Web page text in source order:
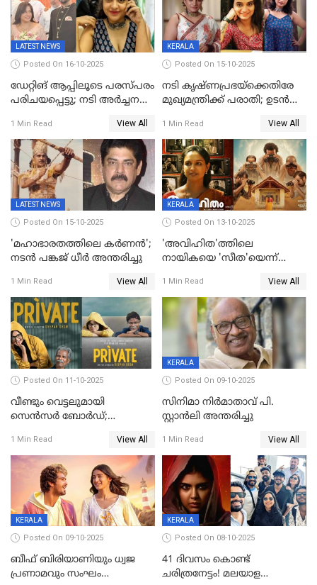
LATEST NEWS
Posted On 16-10-2025
ഡേറ്റിങ് ആപ്പിലൂടെ പരസ്പരം
പരിചയപ്പെട്ടു; നടി അർച്ചന
1 Min Read View All
KERALA
Posted On 15-10-2025
നടി കൃഷ്ണപ്രഭയ്‌ക്കെതിരേ
മുഖ്യമന്ത്രിക്ക് പരാതി; ഉടൻ
പരാതിയിൽ
1 Min Read View All
LATEST NEWS
Posted On 15-10-2025
'മഹാഭാരതത്തിലെ കർണന്‍';
നടൻ പങ്കജ് ധീർ അന്തരിച്ചു
1 Min Read View All
KERALA
Posted On 13-10-2025
'അവിഹിത'ത്തിലെ
നായികയെ 'സീത'യെന്ന്
ബോർഡ്
1 Min Read View All
Posted On 11-10-2025
വീണ്ടും വെട്ടലുമായി
സെന്‍സര്‍ ബോര്‍ഡ്;
തിരുത്തല്‍
1 Min Read View All
KERALA
Posted On 09-10-2025
സിനിമാ നിർമാതാവ് പി.
സ്റ്റാൻലി അന്തരിച്ചു
1 Min Read View All
KERALA
Posted On 09-10-2025
ബീഫ് ബിരിയാണിയും ധ്വജ
പ്രണാമവും സംഘം
KERALA
Posted On 08-10-2025
41 ദിവസം കൊണ്ട്
ചരിത്രനേട്ടം! മലയാള